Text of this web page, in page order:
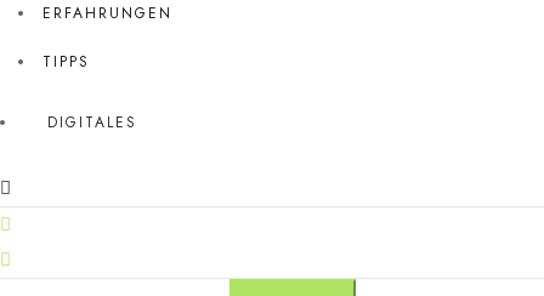
ERFAHRUNGEN
TIPPS
DIGITALES